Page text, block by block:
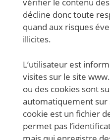
vérifier le contenu
décline donc toute
quand aux risques
illicites.
L’utilisateur est
visites sur le site
ou des cookies sont
automatiquement sur
cookie est un fichier
permet pas